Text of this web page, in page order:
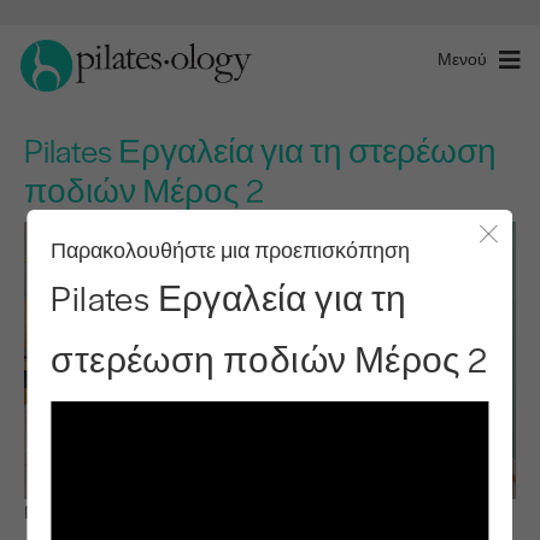
Μενού
Pilates Εργαλεία για τη στερέωση
ποδιών Μέρος 2
Παρακολουθήστε μια προεπισκόπηση
Pilates Εργαλεία για τη
στερέωση ποδιών Μέρος 2
Παρατηρήστε & μάθετε